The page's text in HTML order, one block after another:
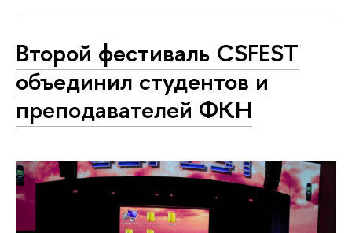
Второй фестиваль CSFEST
объединил студентов и
преподавателей ФКН